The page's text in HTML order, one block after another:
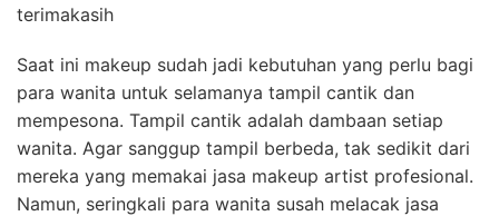
terimakasih
Saat ini makeup sudah jadi kebutuhan yang perlu bagi
para wanita untuk selamanya tampil cantik dan
mempesona. Tampil cantik adalah dambaan setiap
wanita. Agar sanggup tampil berbeda, tak sedikit dari
mereka yang memakai jasa makeup artist profesional.
Namun, seringkali para wanita susah melacak jasa